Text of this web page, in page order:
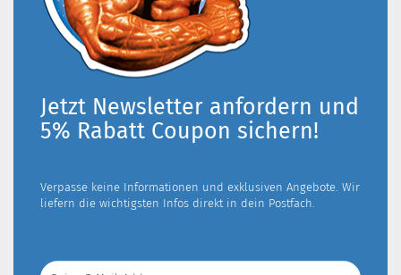
Jetzt Newsletter anfordern und
5% Rabatt Coupon sichern!
Verpasse keine Informationen und exklusiven Angebote. Wir
liefern die wichtigsten Infos direkt in dein Postfach.
Deine